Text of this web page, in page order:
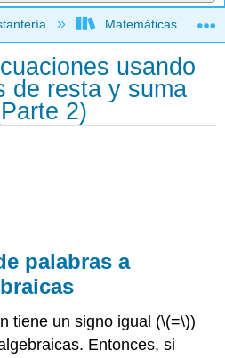
jerarquía global
Matemáticas
usando
de resta y suma
2)
palabras a
tiene un signo igual (\(=\))
Entonces, si